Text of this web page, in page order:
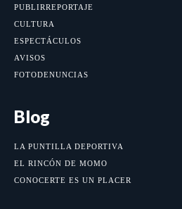
PUBLIRREPORTAJE
CULTURA
ESPECTÁCULOS
AVISOS
FOTODENUNCIAS
Blog
LA PUNTILLA DEPORTIVA
EL RINCÓN DE MOMO
CONOCERTE ES UN PLACER